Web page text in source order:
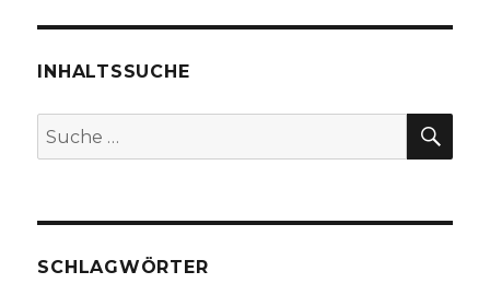
INHALTSSUCHE
Suche
nach:
SCHLAGWÖRTER